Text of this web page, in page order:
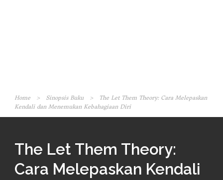
Home > Sinopsis Buku >
The Let Them Theory: Cara Melepaskan
Kendali dan Menemukan Kebahagiaan Diri
The Let Them Theory:
Cara Melepaskan Kendali